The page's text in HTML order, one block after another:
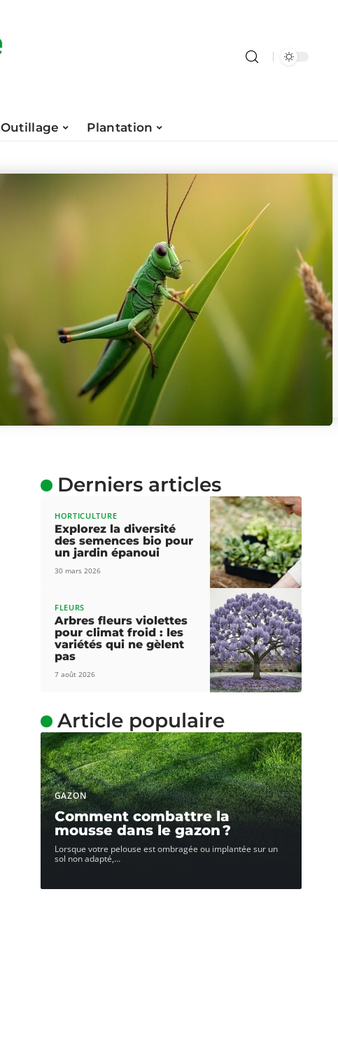
Outillage Plantation
Derniers articles
HORTICULTURE
Explorez la diversité
des semences bio pour
un jardin épanoui
30 mars 2026
FLEURS
Arbres fleurs violettes
pour climat froid : les
variétés qui ne gèlent
pas
7 août 2026
Article populaire
GAZON
Comment combattre la
mousse dans le gazon ?
Lorsque votre pelouse est ombragée ou implantée sur un
sol non adapté,…